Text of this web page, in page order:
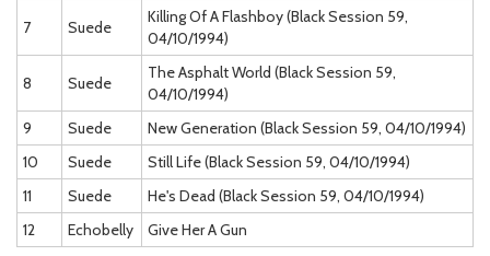
7 Suede
Killing Of A Flashboy (Black Session 59,
04/10/1994)
8 Suede
The Asphalt World (Black Session 59,
04/10/1994)
9
Suede
New Generation (Black Session 59, 04/10/1994)
10
Suede
Still Life (Black Session 59, 04/10/1994)
11
Suede
He's Dead (Black Session 59, 04/10/1994)
12
Echobelly Give Her A Gun